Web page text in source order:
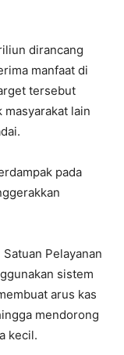
dirancang
manfaat di
tersebut
masyarakat lain
pada
Pelayanan
sistem
arus kas
mendorong
kecil.